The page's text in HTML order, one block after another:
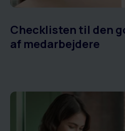
Checklisten til den
af medarbejdere